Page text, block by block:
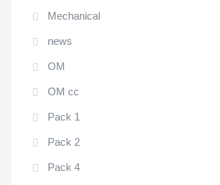
Mechanical
news
OM
OM cc
Pack 1
Pack 2
Pack 4